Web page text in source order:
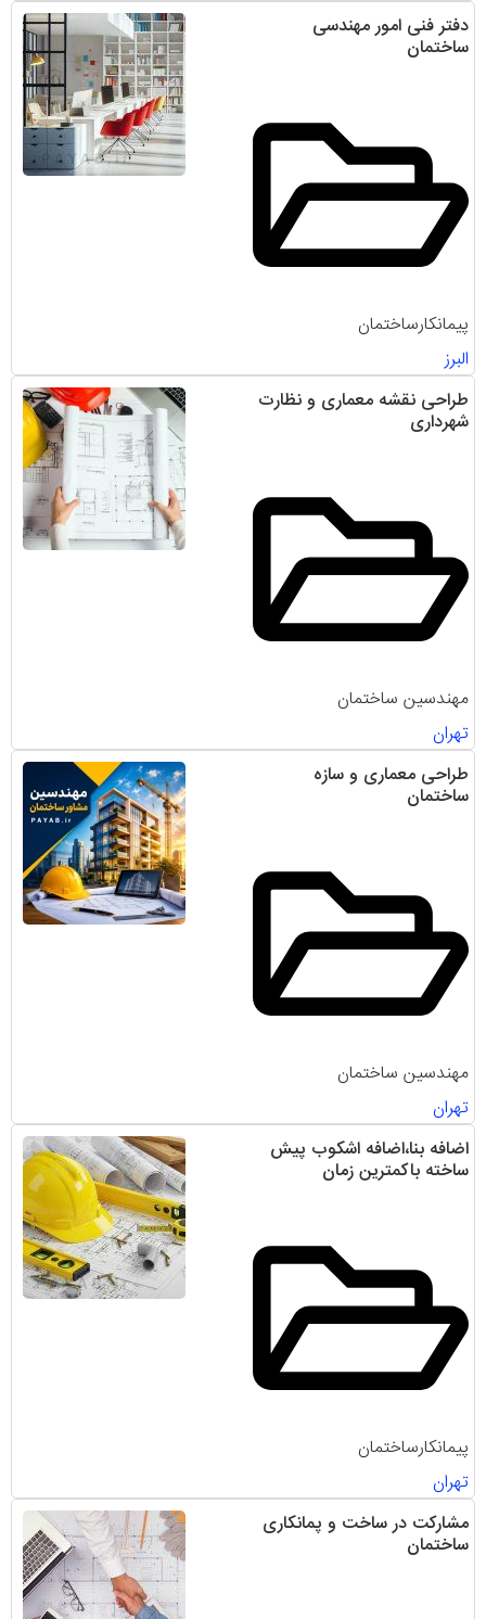
دفتر فنی امور مهندسی
ساختمان
پیمانکارساختمان
البرز
طراحی نقشه معماری و نظارت
شهرداری
مهندسین ساختمان
تهران
طراحی معماری و سازه
ساختمان
مهندسین ساختمان
تهران
اضافه بنا،اضافه اشکوب پیش
ساخته باکمترین زمان
پیمانکارساختمان
تهران
مشارکت در ساخت و پمانکاری
ساختمان